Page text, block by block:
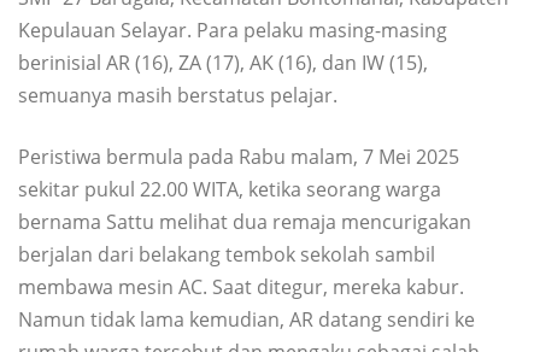
Kepulauan Selayar. Para pelaku masing-masing
berinisial AR (16), ZA (17), AK (16), dan IW (15),
semuanya masih berstatus pelajar.
Peristiwa bermula pada Rabu malam, 7 Mei 2025
sekitar pukul 22.00 WITA, ketika seorang warga
bernama Sattu melihat dua remaja mencurigakan
berjalan dari belakang tembok sekolah sambil
membawa mesin AC. Saat ditegur, mereka kabur.
Namun tidak lama kemudian, AR datang sendiri ke